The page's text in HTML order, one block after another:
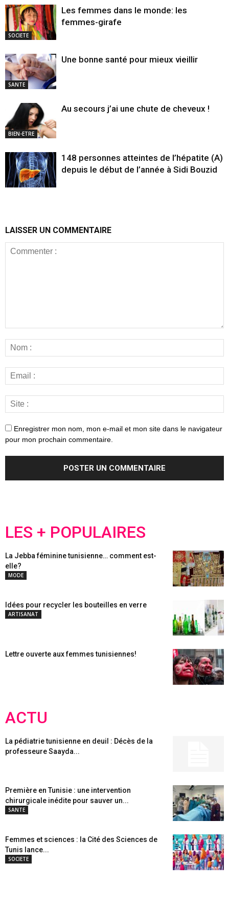
SOCIETE
Les femmes dans le monde: les
femmes-girafe
SANTE
Une bonne santé pour mieux vieillir
BIEN-ETRE
Au secours j’ai une chute de cheveux !
148 personnes atteintes de l’hépatite (A)
depuis le début de l’année à Sidi Bouzid
LAISSER UN COMMENTAIRE
Enregistrer mon nom, mon e-mail et mon site dans le navigateur
pour mon prochain commentaire.
LES + POPULAIRES
La Jebba féminine tunisienne… comment est-
elle?
MODE
Idées pour recycler les bouteilles en verre
ARTISANAT
Lettre ouverte aux femmes tunisiennes!
ACTU
La pédiatrie tunisienne en deuil : Décès de la
professeure Saayda...
Première en Tunisie : une intervention
chirurgicale inédite pour sauver un...
SANTE
Femmes et sciences : la Cité des Sciences de
Tunis lance...
SOCIETE